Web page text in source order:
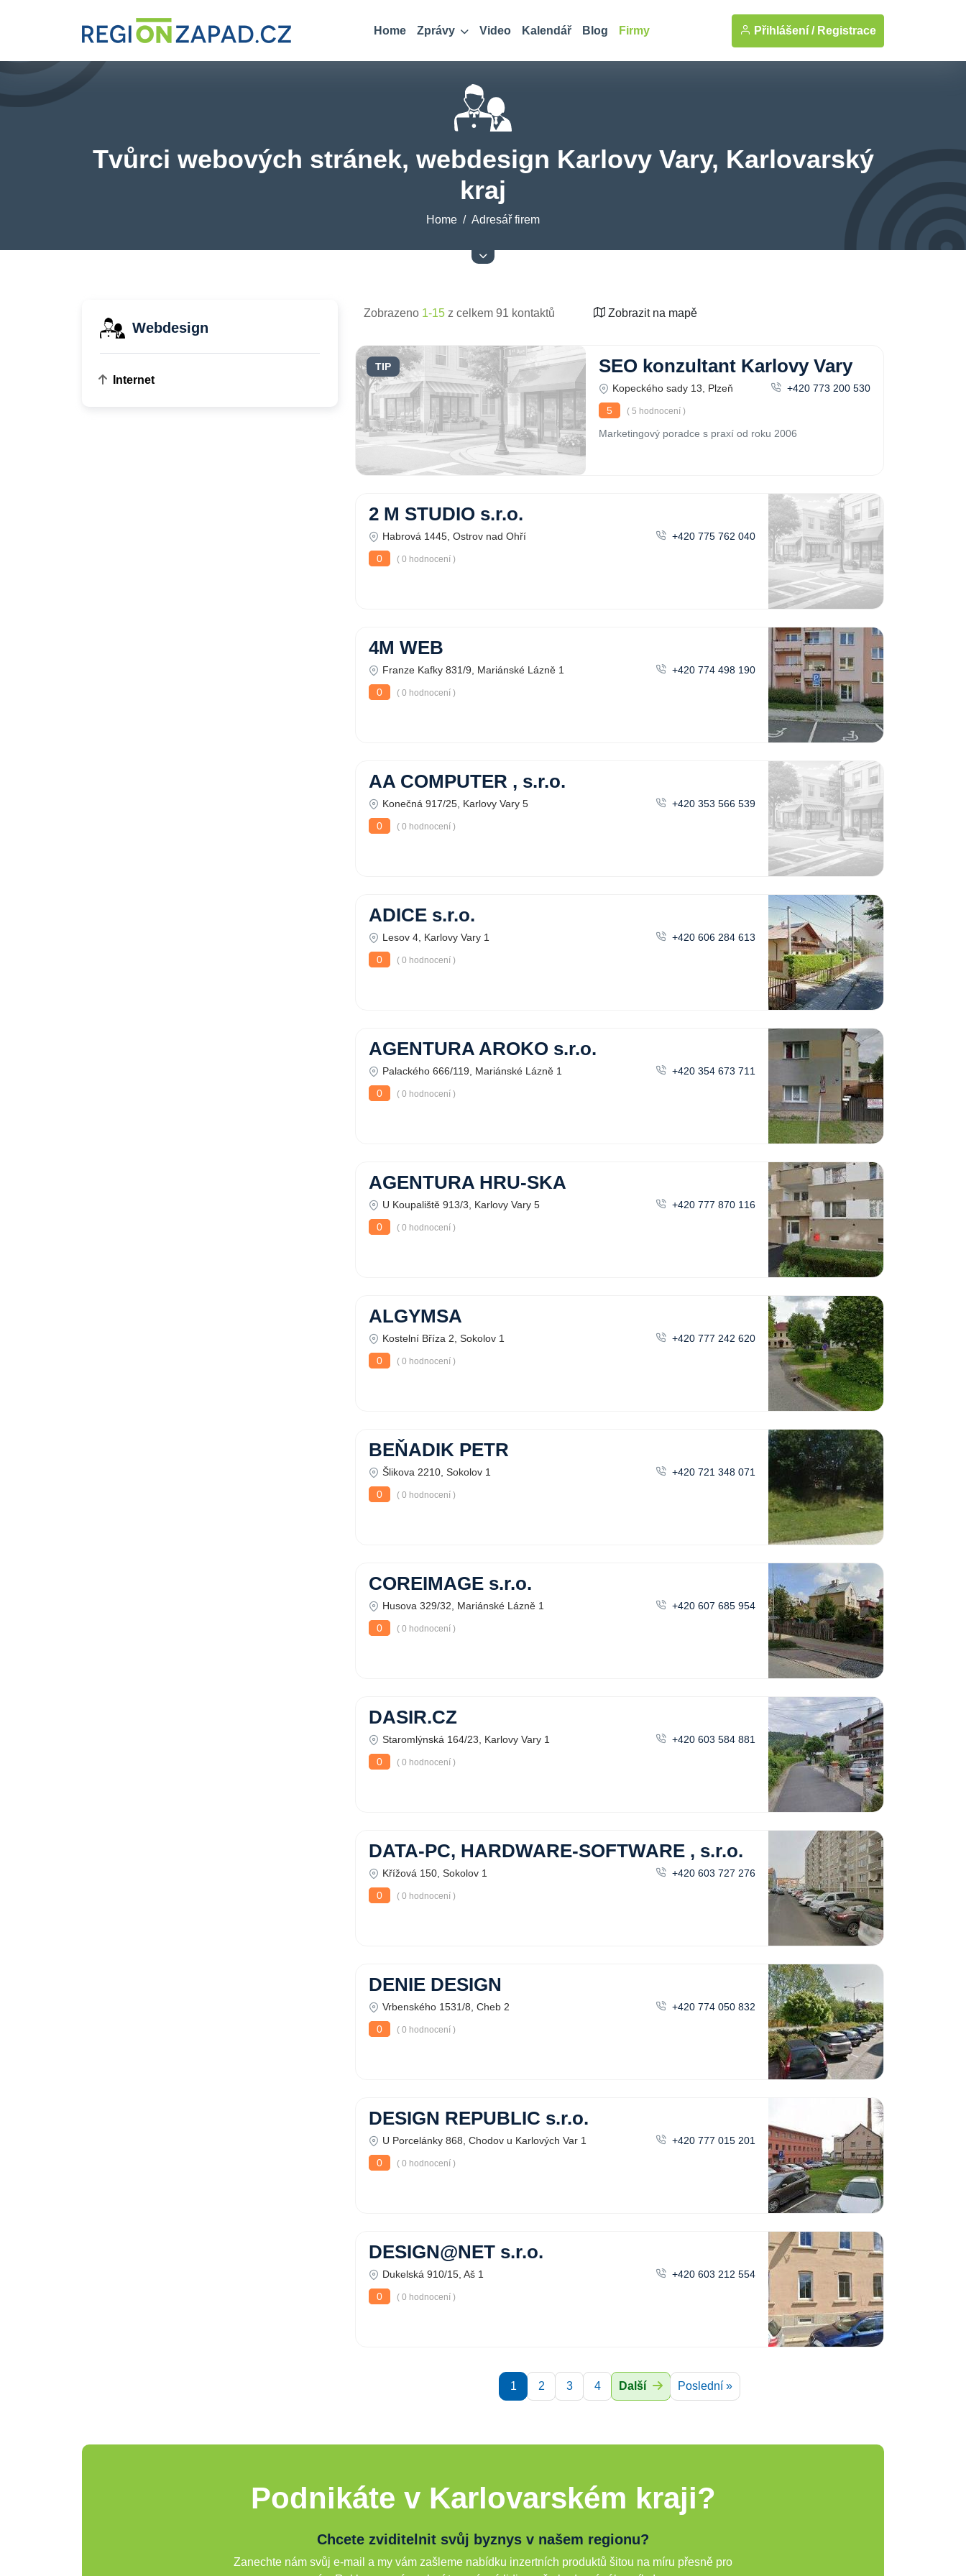
Home Zprávy Video Kalendář Blog Firmy Přihlášení / Registrace
Tvůrci webových stránek, webdesign Karlovy Vary, Karlovarský
kraj
Home Adresář firem
Webdesign
Internet
Zobrazeno 1-15 z celkem 91 kontaktů Zobrazit na mapě
TIP SEO konzultant Karlovy Vary
Kopeckého sady 13, Plzeň
+420 773 200 530
5
( 5 hodnocení )
Marketingový poradce s praxí od roku 2006
2 M STUDIO s.r.o.
Habrová 1445, Ostrov nad Ohří
+420 775 762 040
0
( 0 hodnocení )
4M WEB
Franze Kafky 831/9, Mariánské Lázně 1
+420 774 498 190
0
( 0 hodnocení )
AA COMPUTER , s.r.o.
Konečná 917/25, Karlovy Vary 5
+420 353 566 539
0
( 0 hodnocení )
ADICE s.r.o.
Lesov 4, Karlovy Vary 1
+420 606 284 613
0
( 0 hodnocení )
AGENTURA AROKO s.r.o.
Palackého 666/119, Mariánské Lázně 1
+420 354 673 711
0
( 0 hodnocení )
AGENTURA HRU-SKA
U Koupaliště 913/3, Karlovy Vary 5
+420 777 870 116
0
( 0 hodnocení )
ALGYMSA
Kostelní Bříza 2, Sokolov 1
+420 777 242 620
0
( 0 hodnocení )
BEŇADIK PETR
Šlikova 2210, Sokolov 1
+420 721 348 071
0
( 0 hodnocení )
COREIMAGE s.r.o.
Husova 329/32, Mariánské Lázně 1
+420 607 685 954
0
( 0 hodnocení )
DASIR.CZ
Staromlýnská 164/23, Karlovy Vary 1
+420 603 584 881
0
( 0 hodnocení )
DATA-PC, HARDWARE-SOFTWARE , s.r.o.
Křížová 150, Sokolov 1
+420 603 727 276
0
( 0 hodnocení )
DENIE DESIGN
Vrbenského 1531/8, Cheb 2
+420 774 050 832
0
( 0 hodnocení )
DESIGN REPUBLIC s.r.o.
U Porcelánky 868, Chodov u Karlových Var 1
+420 777 015 201
0
( 0 hodnocení )
DESIGN@NET s.r.o.
Dukelská 910/15, Aš 1
+420 603 212 554
0
( 0 hodnocení )
1 2 3 4 Další Poslední »
Podnikáte v Karlovarském kraji?
Chcete zviditelnit svůj byznys v našem regionu?
Zanechte nám svůj e-mail a my vám zašleme nabídku inzertních produktů šitou na míru přesně pro